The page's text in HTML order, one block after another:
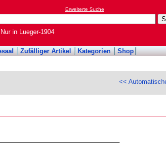
Erweiterte Suche
Nur in Lueger-1904
Zufälliger Artikel Kategorien Shop
<<